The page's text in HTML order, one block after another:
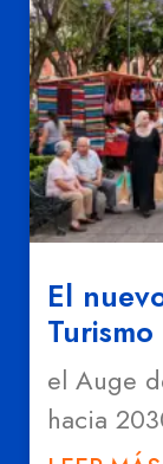
El
el Auge
hacia